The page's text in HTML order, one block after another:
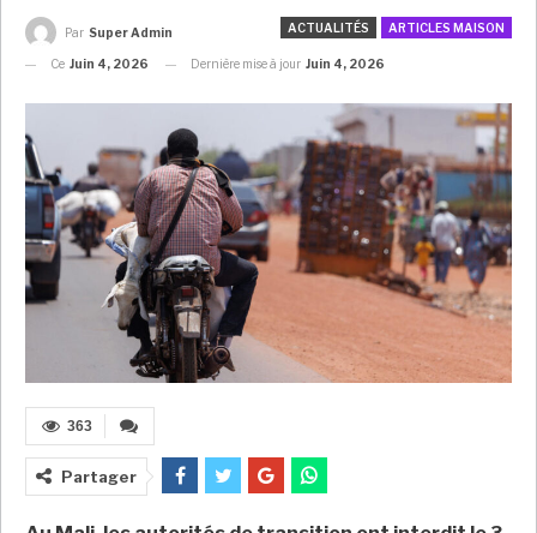
ACTUALITÉS ARTICLES MAISON
Par Super Admin
Ce Juin 4, 2026 Dernière mise à jour Juin 4, 2026
363
Partager